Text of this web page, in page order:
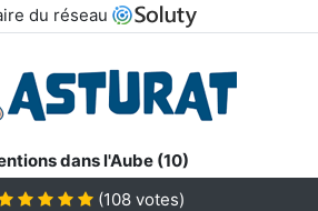
du réseau
dans l'Aube (10)
(108 votes)